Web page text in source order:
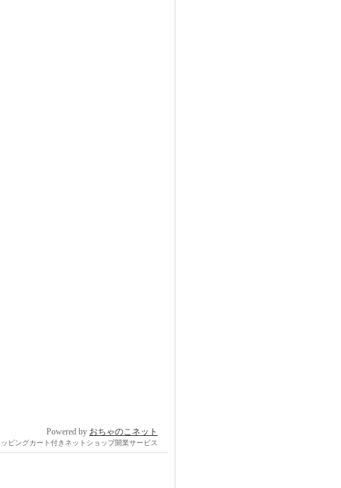
Powered by おちゃのこネット
ピングカート付きネットショップ開業サービス